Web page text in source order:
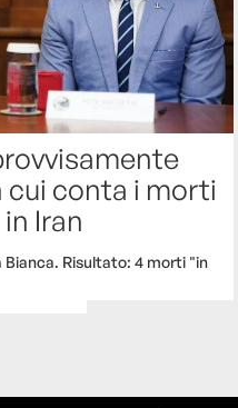
cui conta i morti
Iran
Risultato: 4 morti "in